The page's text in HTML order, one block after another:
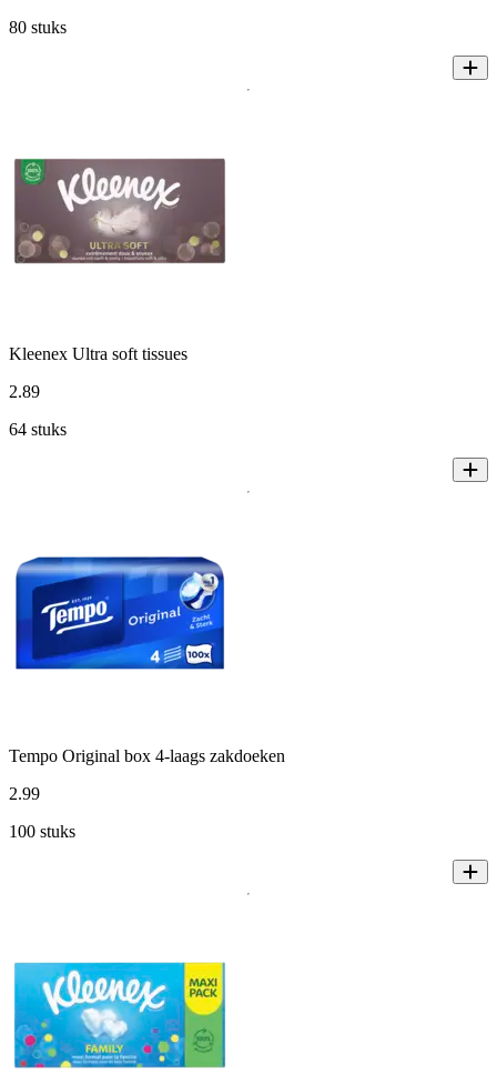
80 stuks
Kleenex Ultra soft tissues
2.89
64 stuks
Tempo Original box 4-laags zakdoeken
2.99
100 stuks